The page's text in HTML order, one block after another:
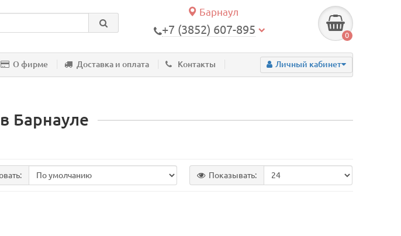
Барнаул
+7 (3852) 607-895 0
О фирме Доставка и оплата Контакты Личный кабинет
Барнауле
Показывать: